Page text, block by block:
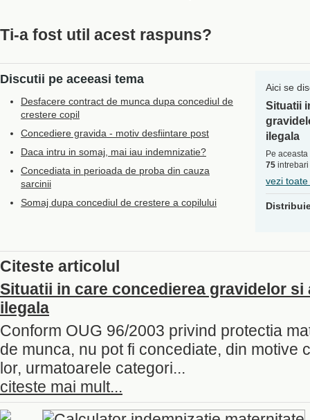
Ti-a fost util acest raspuns?
Discutii pe aceeasi tema
Desfacere contract de munca dupa concediul de
crestere copil
Concediere gravida - motiv desfiintare post
Daca intru in somaj, mai iau indemnizatie?
Concediata in perioada de proba din cauza
sarcinii
Somaj dupa concediul de crestere a copilului
Aici se
Situatii
ilegala
Pe
75
vezi
Citeste articolul
Situatii in care concedierea gravidelor si
ilegala
Conform OUG 96/2003 privind protectia
de munca, nu pot fi concediate, din motive
lor, urmatoarele categori...
citeste mai mult...